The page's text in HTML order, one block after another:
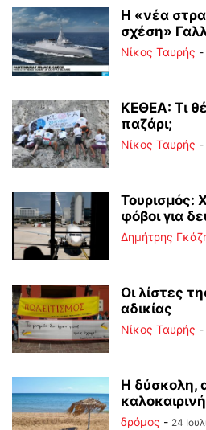
Η «νέα
σχέση»
Νίκος Ταυρής -
ΚΕΘΕΑ: Τι
παζάρι;
Νίκος Ταυρής -
Τουρισμός:
φόβοι για
Δημήτρης
Οι λίστες
αδικίας
Νίκος Ταυρής -
Η δύσκολη,
δρόμος - 24